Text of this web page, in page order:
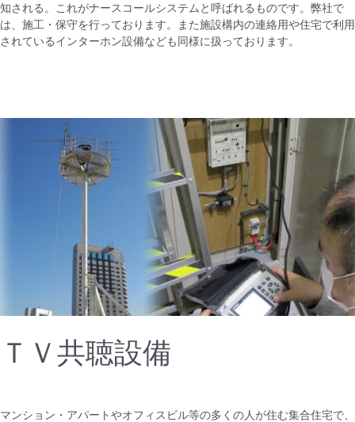
知される。これがナースコールシステムと呼ばれるものです。弊社で
は、施工・保守を行っております。また施設構内の連絡用や住宅で利用
されているインターホン設備なども同様に扱っております。
ＴＶ共聴設備
マンション・アパートやオフィスビル等の多くの人が住む集合住宅で、